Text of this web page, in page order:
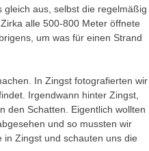
aus, selbst die regelmäßig
alle 500-800 Meter öffnete
um was für einen Strand
In Zingst fotografierten wir
Irgendwann hinter Zingst,
den Schatten. Eigentlich wollten
und so mussten wir
Zingst und schauten uns die